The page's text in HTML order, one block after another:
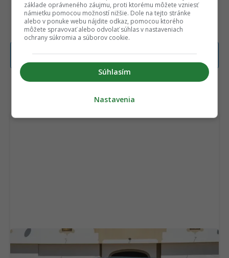
Poslať TIP redakcii na článok
TERAZ ČÍTAJÚ
Záujem ľudí je ohromujúci, tvrdí riaditeľ.
Elektrická Kia valcuje konkurenciu v Európe
základe oprávneného záujmu, proti ktorému môžete vzniesť
námietku pomocou možností nižšie. Dole na tejto stránke
alebo v ponuke webu nájdite odkaz, pomocou ktorého
môžete spravovať alebo odvolať súhlas v nastaveniach
ochrany súkromia a súborov cookie.
Súhlasím
Nastavenia